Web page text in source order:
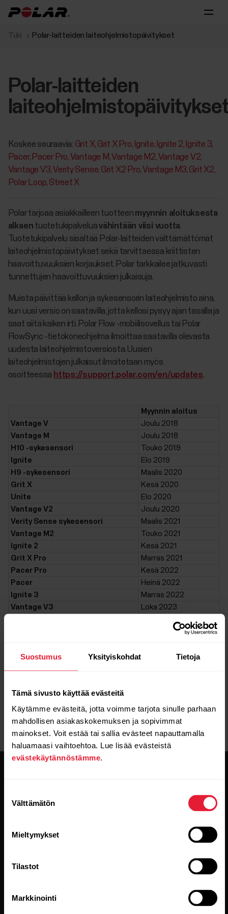
Suostumus Yksityiskohdat Tietoja
Tämä sivusto käyttää evästeitä
Käytämme evästeitä, jotta voimme tarjota sinulle parhaan
mahdollisen asiakaskokemuksen ja sopivimmat
mainokset. Voit estää tai sallia evästeet napauttamalla
haluamaasi vaihtoehtoa. Lue lisää evästeistä
evästekäytännöstämme.
valinta
Välttämätön
Mieltymykset
Tilastot
Markkinointi
Tuki Polar-laitteiden laiteohjelmistopäivitykset
Polar-laitteiden
Koskee seuraavia: Grit X Grit X Pro Ignite Ignite 2 Ignite 3
Pacer Pacer Pro Vantage M Vantage M2 Vantage V2
Vantage V3 Verity Sense Grit X2 Pro Vantage M3 Grit X2
Polar Loop Street X
Polar tarjoaa asiakkailleen tuotteen myynnin aloituksesta
alkaen tuotetukipalveluavähintään viisi vuotta.
Tuotetukipalvelu sisältää Polar-laitteiden välttämättömät
laiteohjelmistopäivitykset sekä tarvittaessa kriittisten
haavoittuvuuksien korjaukset. Polar tarkkailee jatkuvasti
tunnettujen haavoittuvuuksien julkaisuja.
Muista päivittää kellon ja sykesensorin laiteohjelmisto aina,
kun uusi versio on saatavilla, jotta kellosi pysyy ajan tasalla ja
saat siitä kaiken irti. Polar Flow ‑mobiilisovellus tai Polar
FlowSync ‑tietokoneohjelma ilmoittaa saatavilla olevasta
uudesta laiteohjelmistoversiosta. Uusien
laiteohjelmistojen julkaisut ilmoitetaan myös
osoitteessa https://support.polar.com/en/updates.
Myynnin aloitus
Vantage V
Joulu 2018
Vantage M
Joulu 2018
H10 -sykesensori
Touko 2019
Ignite
Elo 2019
H9 -sykesensori
Maalis 2020
Grit X
Kesä 2020
Unite
Elo 2020
Vantage V2
Joulu 2020
Verity Sense sykesensori
Maalis 2021
Vantage M2
Touko 2021
Ignite 2
Kesä 2021
Grit X Pro
Marras 2021
Pacer Pro
Kesä 2022
Pacer
Heinä 2022
Ignite 3
Marras 2022
Vantage V3
Loka 2023
Loka 2024
Polar Loop
Syys 2025
Pysy ajan tasalla.
uusinta tietoa suoraan sähköpostiisi.